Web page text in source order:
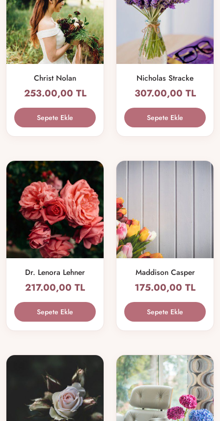
Christ Nolan
253.00,00 TL
Sepete Ekle
Nicholas Stracke
307.00,00 TL
Sepete Ekle
Dr. Lenora Lehner
217.00,00 TL
Sepete Ekle
Maddison Casper
175.00,00 TL
Sepete Ekle